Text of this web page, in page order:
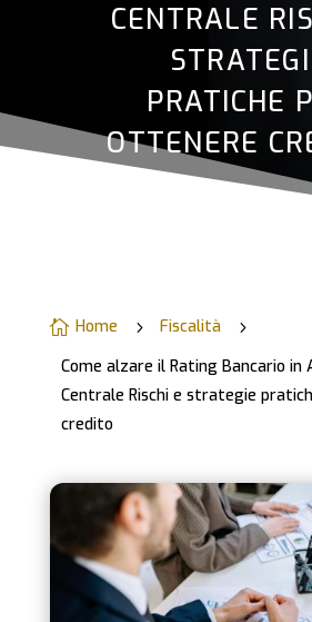
CENTRALE
PRATICHE
OTTENERE
 Home 5 Fiscalità 5
Come alzare il Rating Bancario in
Centrale Rischi e strategie
credito